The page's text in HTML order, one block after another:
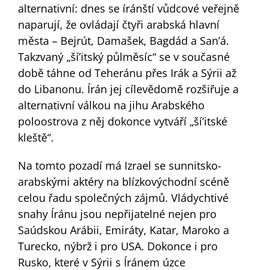
alternativní: dnes se íránští vůdcové veřejně
naparují, že ovládají čtyři arabská hlavní
města – Bejrút, Damašek, Bagdád a San’á.
Takzvaný „ší’itský půlměsíc“ se v současné
době táhne od Teheránu přes Irák a Sýrii až
do Libanonu. Írán jej cílevědomě rozšiřuje a
alternativní válkou na jihu Arabského
poloostrova z něj dokonce vytváří „ší’itské
kleště“.
Na tomto pozadí má Izrael se sunnitsko-
arabskými aktéry na blízkovýchodní scéně
celou řadu společných zájmů. Vládychtivé
snahy Íránu jsou nepřijatelné nejen pro
Saúdskou Arábii, Emiráty, Katar, Maroko a
Turecko, nýbrž i pro USA. Dokonce i pro
Rusko, které v Sýrii s Íránem úzce